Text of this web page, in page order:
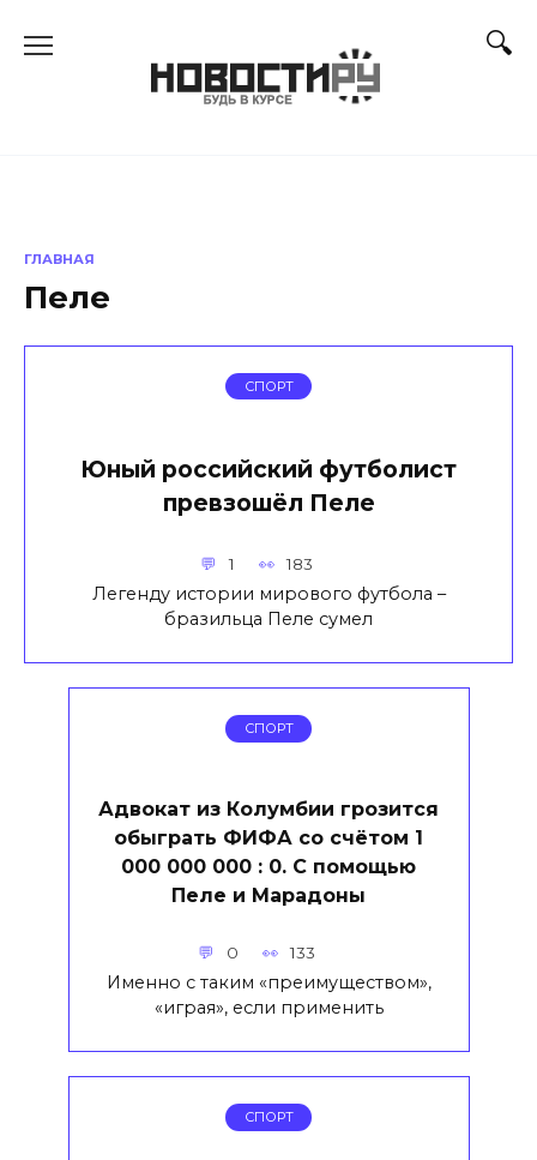
ГЛАВНАЯ
Пеле
СПОРТ
Юный российский футболист
превзошёл Пеле
1 183
Легенду истории мирового футбола –
бразильца Пеле сумел
СПОРТ
Адвокат из Колумбии грозится
обыграть ФИФА со счётом 1
000 000 000 : 0. С помощью
Пеле и Марадоны
0 133
Именно с таким «преимуществом»,
«играя», если применить
СПОРТ